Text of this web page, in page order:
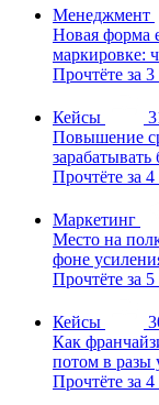
Менеджмент
Новая форма
маркировке:
Прочтёте за
Кейсы
Повышение
Прочтёте за
Маркетинг
Место на
фоне
Прочтёте за
Кейсы
Как
потом в разы
Прочтёте за